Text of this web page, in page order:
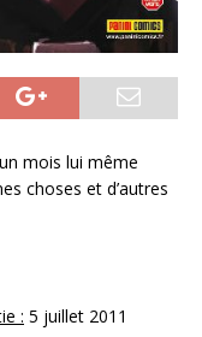
mois lui même
choses et d’autres
: 5 juillet 2011